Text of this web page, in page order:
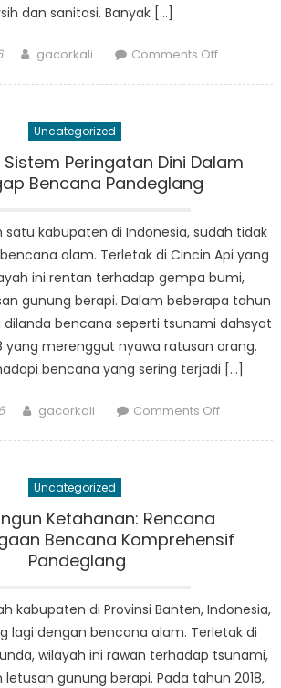
dan sanitasi. Banyak […]
Author
gacorkali Comments Offon
Terkini
Uncategorized
Peringatan Dini Dalam
Bencana Pandeglang
satu kabupaten di Indonesia, sudah tidak
alam. Terletak di Cincin Api yang
ini rentan terhadap gempa bumi,
gunung berapi. Dalam beberapa tahun
dilanda bencana seperti tsunami dahsyat
yang merenggut nyawa ratusan orang.
bencana yang sering terjadi […]
Author
gacorkali Comments Offon
Tanggap
Uncategorized
Ketahanan: Rencana
Bencana Komprehensif
Pandeglang
kabupaten di Provinsi Banten, Indonesia,
lagi dengan bencana alam. Terletak di
wilayah ini rawan terhadap tsunami,
gunung berapi. Pada tahun 2018,